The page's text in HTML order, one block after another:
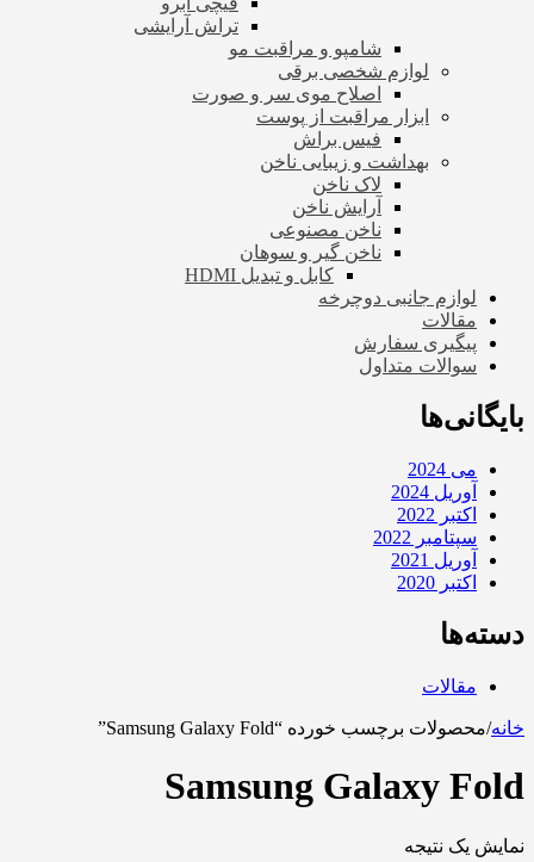
تراش آرایشی
شامپو و مراقبت مو
لوازم شخصی برقی
اصلاح موی سر و صورت
ابزار مراقبت از پوست
فیس براش
بهداشت و زیبایی ناخن
لاک ناخن
آرایش ناخن
ناخن مصنوعی
ناخن گیر و سوهان
کابل و تبدیل HDMI
لوازم جانبی دوچرخه
مقالات
پیگیری سفارش
سوالات متداول
بایگانی‌ها
می 2024
آوریل 2024
اکتبر 2022
سپتامبر 2022
آوریل 2021
اکتبر 2020
دسته‌ها
مقالات
خانه/محصولات برچسب خورده “Samsung Galaxy Fold”
Samsung Galaxy Fold
نمایش یک نتیجه